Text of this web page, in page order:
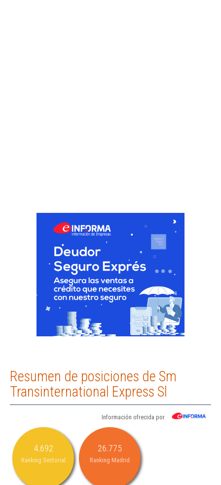
Resumen de posiciones de Sm
Transinternational Express Sl
Información ofrecida por
4.692
Ranking Sectorial
26.775
Ranking Madrid